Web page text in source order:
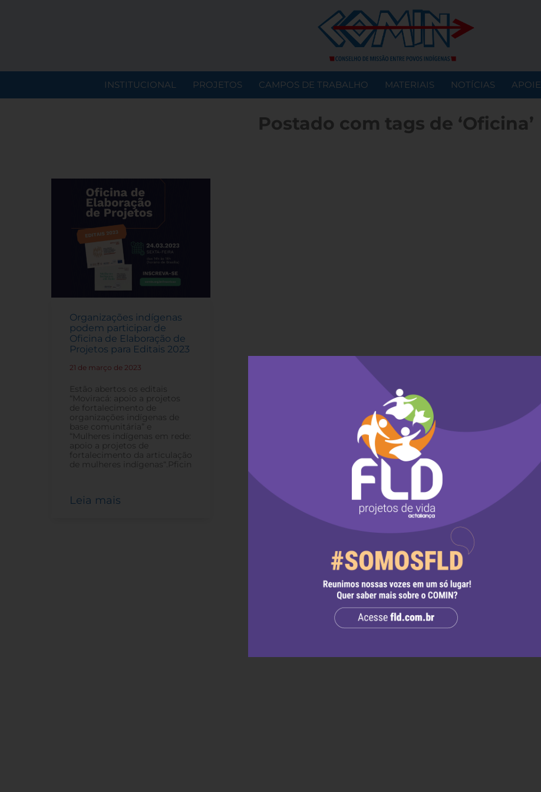
INSTITUCIONAL PROJETOS CAMPOS DE TRABALHO MATERIAIS NOTÍCIAS APOIE
Postado com tags de ‘Oficina’
Organizações indígenas
podem participar de
Oficina de Elaboração de
Projetos para Editais 2023
21 de março de 2023
Estão abertos os editais
“Moviracá: apoio a projetos
de fortalecimento de
organizações indígenas de
base comunitária” e
“Mulheres indígenas em rede:
apoio a projetos de
fortalecimento da articulação
de mulheres indígenas“.Pficin
Leia mais